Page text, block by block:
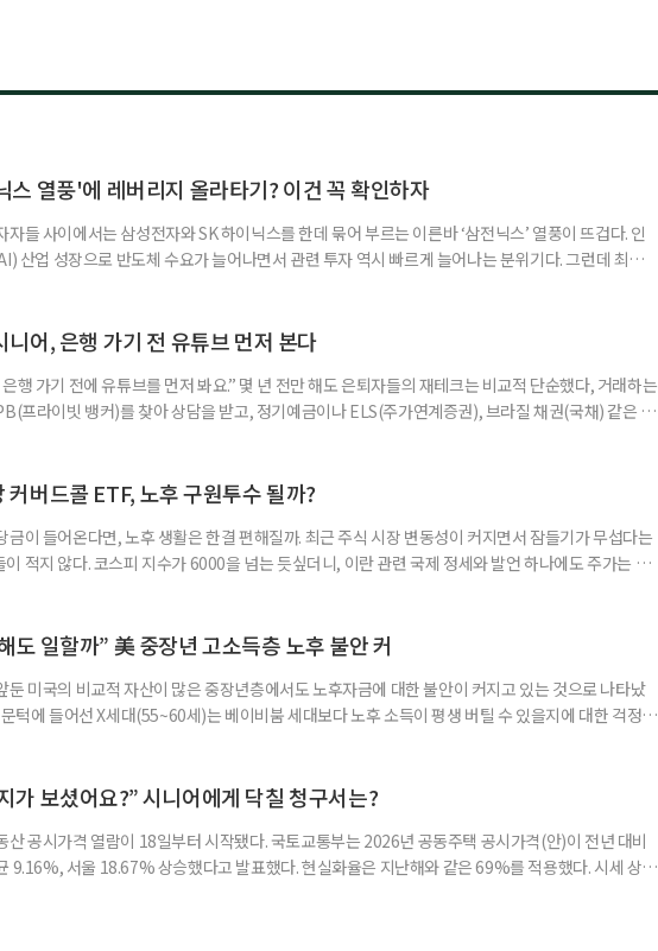
스 열풍'에 레버리지 올라타기? 이건 꼭 확인하자
자들 사이에서는 삼성전자와 SK 하이닉스를 한데 묶어 부르는 이른바 ‘삼전닉스’ 열풍이 뜨겁다. 인
산업 성장으로 반도체 수요가 늘어나면서 관련 투자 역시 빠르게 늘어나는 분위기다. 그런데 최근
면 반드시 알아야 할 핵심 위험 요소를 짚어본다. 수익도 2배, 손실도 2배… 레버리지의 두 얼
니어, 은행 가기 전 유튜브 먼저 본다
행 가기 전에 유튜브를 먼저 봐요.” 몇 년 전만 해도 은퇴자들의 재테크는 비교적 단순했다, 거래하는
프라이빗 뱅커)를 찾아 상담을 받고, 정기예금이나 ELS(주가연계증권), 브라질 채권(국채) 같은 고
보를 서울에 사는 60대 A 씨는 최근 IRP(개인형퇴직연금) 계좌를 직접 손보기 시작했
커버드콜 ETF, 노후 구원투수 될까?
금이 들어온다면, 노후 생활은 한결 편해질까. 최근 주식 시장 변동성이 커지면서 잠들기가 무섭다는
이 적지 않다. 코스피 지수가 6000을 넘는 듯싶더니, 이란 관련 국제 정세와 발언 하나에도 주가는 오
배당 커버드콜 ETF는 은퇴자와 은퇴를 앞둔 이들에게 ‘매달 들어오는 돈’이라는 점에서 다시 주목
도 일할까” 美 중장년 고소득층 노후 불안 커
둔 미국의 비교적 자산이 많은 중장년층에서도 노후자금에 대한 불안이 커지고 있는 것으로 나타났
턱에 들어선 X세대(55~60세)는 베이비붐 세대보다 노후 소득이 평생 버틸 수 있을지에 대한 걱정이
뜻으로 읽힌다. 지난 1일 미국의 은퇴보장 전문 보험·금융회사 글로벌애틀랜틱이 발표한 ‘
가 보셨어요?” 시니어에게 닥칠 청구서는?
산 공시가격 열람이 18일부터 시작됐다. 국토교통부는 2026년 공동주택 공시가격(안)이 전년 대비
9.16%, 서울 18.67% 상승했다고 발표했다. 현실화율은 지난해와 같은 69%를 적용했다. 시세 상승